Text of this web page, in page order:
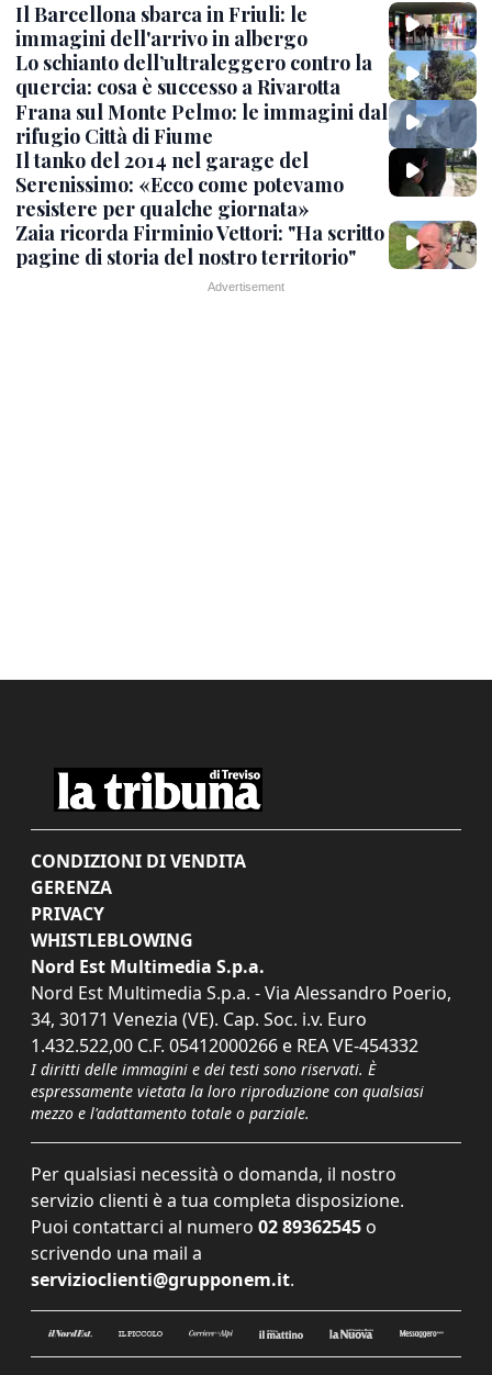
Il Barcellona sbarca in Friuli: le
immagini dell'arrivo in albergo
Lo schianto dell’ultraleggero contro la
quercia: cosa è successo a Rivarotta
Frana sul Monte Pelmo: le immagini dal
rifugio Città di Fiume
Il tanko del 2014 nel garage del
Serenissimo: «Ecco come potevamo
resistere per qualche giornata»
Zaia ricorda Firminio Vettori: "Ha scritto
pagine di storia del nostro territorio"
CONDIZIONI DI VENDITA
GERENZA
PRIVACY
WHISTLEBLOWING
Nord Est Multimedia S.p.a.
Nord Est Multimedia S.p.a. - Via Alessandro Poerio,
34, 30171 Venezia (VE). Cap. Soc. i.v. Euro
1.432.522,00 C.F. 05412000266 e REA VE-454332
I diritti delle immagini e dei testi sono riservati. È
espressamente vietata la loro riproduzione con qualsiasi
mezzo e l'adattamento totale o parziale.
Per qualsiasi necessità o domanda, il nostro
servizio clienti è a tua completa disposizione.
Puoi contattarci al numero 02 89362545 o
scrivendo una mail a
servizioclienti@grupponem.it.